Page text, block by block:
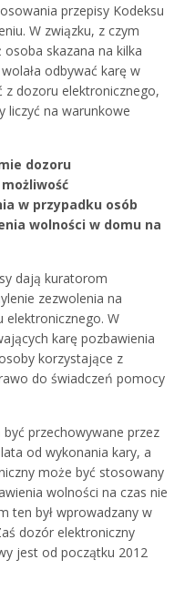
przepisy Kodeksu
W związku, z czym
skazana na kilka
odbywać karę w
z dozoru elektronicznego,
liczyć na warunkowe
dozoru
w przypadku osób
wolności w domu na
dają kuratorom
zezwolenia na
elektronicznego. W
karę pozbawienia
korzystające z
do świadczeń pomocy
przechowywane przez
od wykonania kary, a
może być stosowany
wolności na czas nie
ten był wprowadzany w
dozór elektroniczny
jest od początku 2012